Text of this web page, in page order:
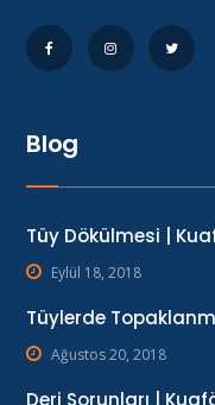
Blog
Tüy Dökülmesi |
Eylül 18, 2018
Tüylerde
Ağustos 20, 2018
Deri Sorunları |